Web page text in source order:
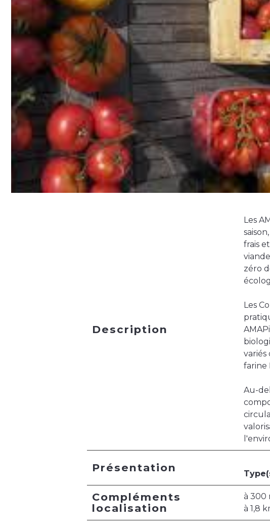
Description
Les
frais
zéro
Les
variés
farine
Au-
Présentation
Compléments
localisation
à 300
à 1,8